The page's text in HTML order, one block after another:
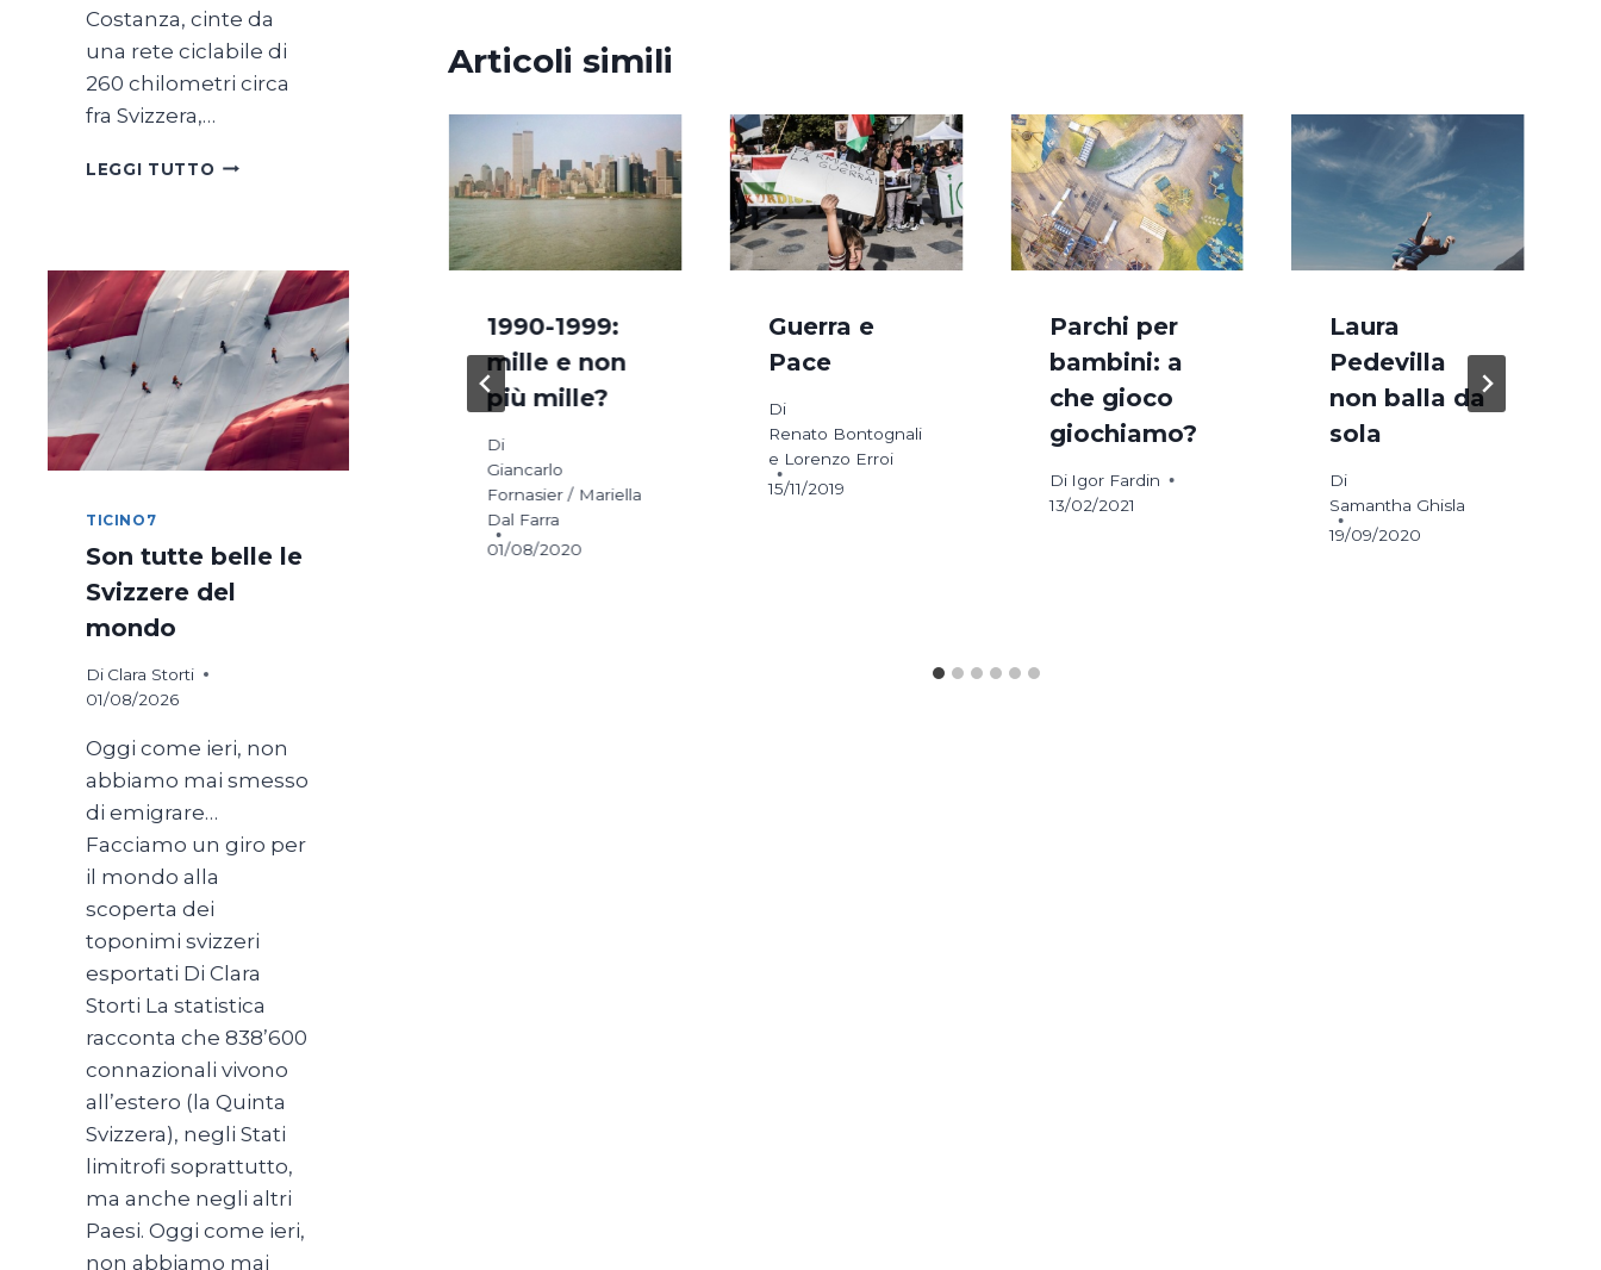
Articoli simili
e
dello
‘La natura si
riprende
tutto’.
Intervista a
Chiara
Di Ionah Salvioni
26/01/2024
1990-1999:
mille e non
più mille?
Di
Giancarlo
Fornasier / Mariella
Dal Farra
01/08/2020
Guerra e
Pace
Di
Renato Bontognali
e Lorenzo Erroi
15/11/2019
Parchi per
bambini: a
che gioco
giochiamo?
Di Igor Fardin
13/02/2021
Laura
Pedevilla
non balla da
sola
Di
Samantha Ghisla
19/09/2020
Costanza, cinte da
una rete ciclabile di
260 chilometri circa
fra Svizzera,…
LEGGI TUTTO SUL
BICICLETTA
TICINO7
Son tutte belle le
Svizzere del
mondo
Di Clara Storti
01/08/2026
Oggi come ieri, non
abbiamo mai smesso
di emigrare…
Facciamo un giro per
il mondo alla
scoperta dei
toponimi svizzeri
esportati Di Clara
Storti La statistica
racconta che 838’600
connazionali vivono
all’estero (la Quinta
Svizzera), negli Stati
limitrofi soprattutto,
ma anche negli altri
Paesi. Oggi come ieri,
non abbiamo mai